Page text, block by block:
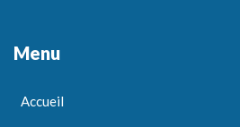
Menu
Accueil